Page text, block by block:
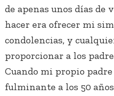
de apenas unos días de
hacer era ofrecer mi
condolencias, y
proporcionar a los
Cuando mi propio
fulminante a los 50